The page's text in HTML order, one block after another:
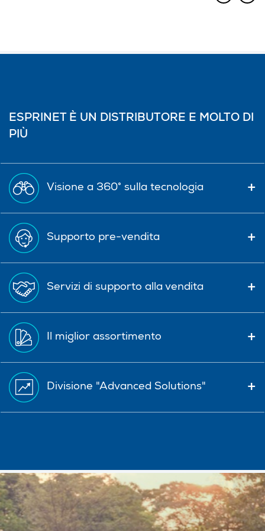
ESPRINET È UN DISTRIBUTORE E MOLTO DI
PIÙ
Visione a 360° sulla tecnologia
Supporto pre-vendita
Servizi di supporto alla vendita
Il miglior assortimento
Divisione "Advanced Solutions"